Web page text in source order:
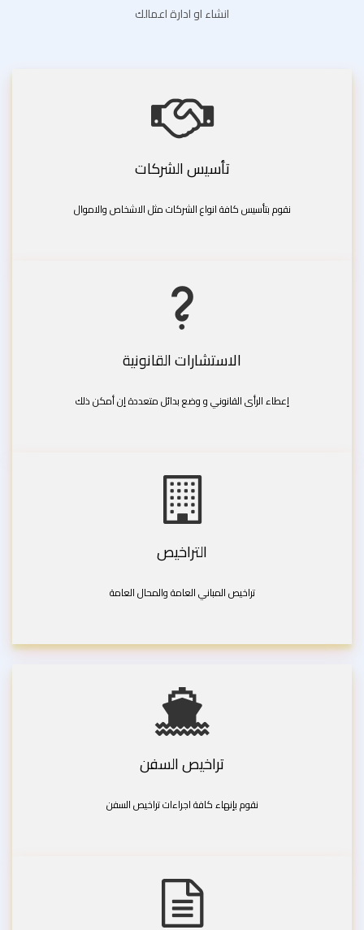
انشاء او ادارة اعمالك
تأسيس الشركات
نقوم بتأسيس كافة انواع الشركات مثل الاشخاص والاموال
الاستشارات القانونية
إعطاء الرأى القانوني و وضع بدائل متعددة إن أمكن ذلك
التراخيص
تراخيص المباني العامة والمحال العامة
تراخيص السفن
نقوم بإنهاء كافة اجراءات تراخيص السفن